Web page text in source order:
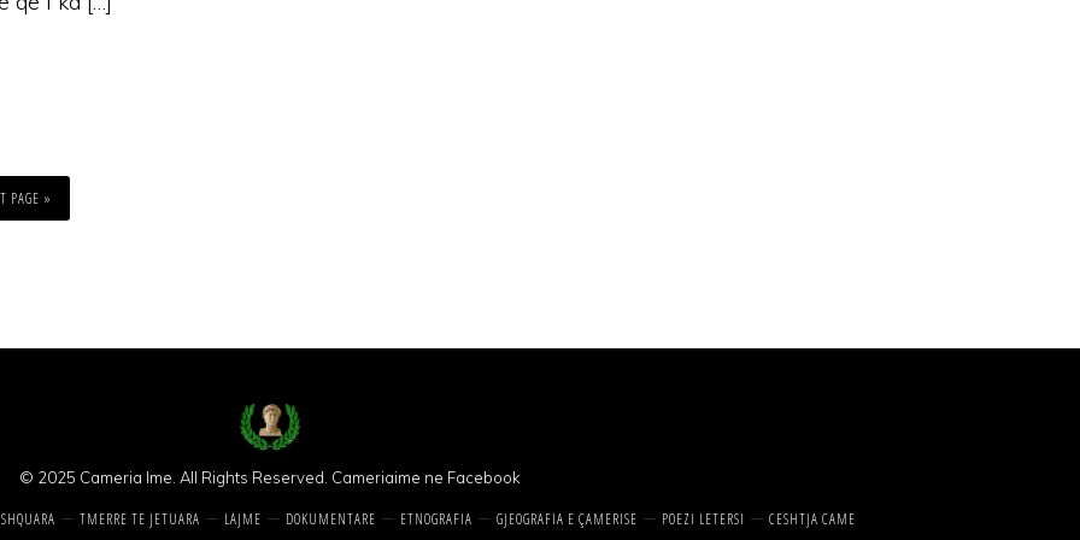
PAGE »
© 2025 Cameria Ime. All Rights Reserved. Cameriaime ne Facebook
TMERRE TE JETUARA LAJME DOKUMENTARE ETNOGRAFIA GJEOGRAFIA E ÇAMERISE POEZI LETERSI CESHTJA CAME